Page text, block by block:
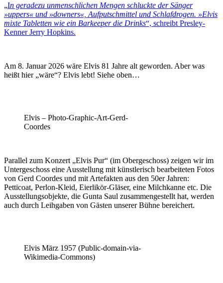
„In geradezu unmenschlichen Mengen schluckte der Sänger
»uppers« und »downers«, Aufputschmittel und Schlafdrogen. »Elvis
mixte Tabletten wie ein Barkeeper die Drinks“, schreibt Presley-
Kenner Jerry Hopkins.
Am 8. Januar 2026 wäre Elvis 81 Jahre alt geworden. Aber was
heißt hier „wäre“? Elvis lebt! Siehe oben…
Elvis – Photo-Graphic-Art-Gerd-
Coordes
Parallel zum Konzert „Elvis Pur“ (im Obergeschoss) zeigen wir im
Untergeschoss eine Ausstellung mit künstlerisch bearbeiteten Fotos
von Gerd Coordes und mit Artefakten aus den 50er Jahren:
Petticoat, Perlon-Kleid, Eierlikör-Gläser, eine Milchkanne etc. Die
Ausstellungsobjekte, die Gunta Saul zusammengestellt hat, werden
auch durch Leihgaben von Gästen unserer Bühne bereichert.
Elvis März 1957 (Public-domain-via-
Wikimedia-Commons)